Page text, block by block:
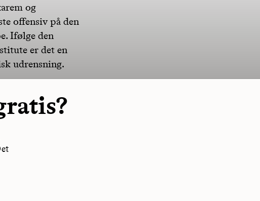
og
offensiv på den
Ifølge den
er det en
udrensning.